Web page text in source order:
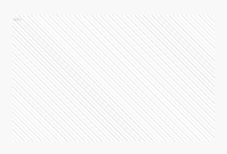
Ads